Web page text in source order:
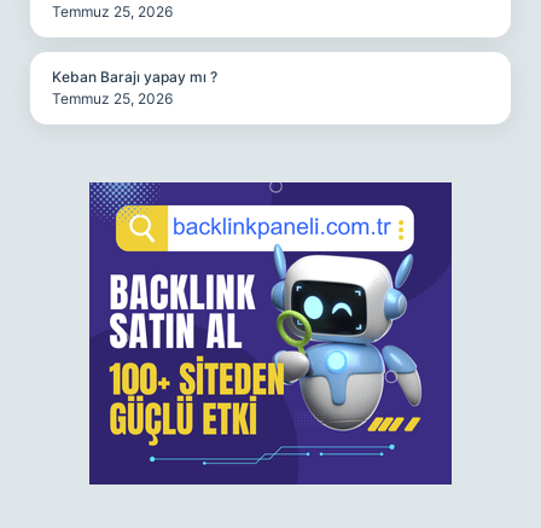
Temmuz 25, 2026
Keban Barajı yapay mı ?
Temmuz 25, 2026